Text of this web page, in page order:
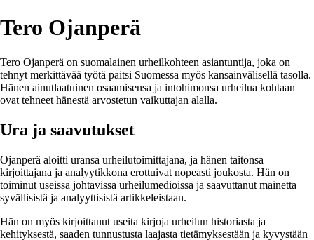
Tero Ojanperä
Tero Ojanperä on suomalainen urheilkohteen asiantuntija, joka on
tehnyt merkittävää työtä paitsi Suomessa myös kansainvälisellä tasolla.
Hänen ainutlaatuinen osaamisensa ja intohimonsa urheilua kohtaan
ovat tehneet hänestä arvostetun vaikuttajan alalla.
Ura ja saavutukset
Ojanperä aloitti uransa urheilutoimittajana, ja hänen taitonsa
kirjoittajana ja analyytikkona erottuivat nopeasti joukosta. Hän on
toiminut useissa johtavissa urheilumedioissa ja saavuttanut mainetta
syvällisistä ja analyyttisistä artikkeleistaan.
Hän on myös kirjoittanut useita kirjoja urheilun historiasta ja
kehityksestä, saaden tunnustusta laajasta tietämyksestään ja kyvystään